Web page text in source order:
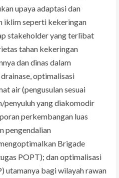
upaya adaptasi dan
iklim seperti kekeringan
stakeholder yang terlibat
tahan kekeringan
dan dinas dalam
optimalisasi
air (pengusulan sesuai
penyuluh yang diakomodir
perkembangan luas
pengendalian
Brigade
POPT); dan optimalisasi
utamanya bagi wilayah rawan